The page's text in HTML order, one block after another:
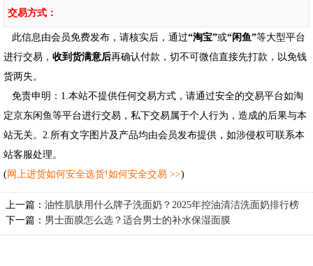
交易方式：
此信息由会员免费发布，请核实后，通过“淘宝”或“闲鱼”等大型平台
进行交易， 收到货满意后再确认付款，切不可微信直接先打款，以免钱
货两失。
免责申明：1.本站不提供任何交易方式，请通过安全的交易平台如淘
定京东闲鱼等平台进行交易，私下交易属于个人行为，造成的后果与本
站无关。2.所有文字图片及产品均由会员发布提供，如涉侵权可联系本
站客服处理。
(网上进货如何安全选货!如何安全交易 >>)
上一篇： 油性肌肤用什么牌子洗面奶？2025年控油清洁洗面奶排行榜
下一篇： 男士面膜怎么选？适合男士的补水保湿面膜